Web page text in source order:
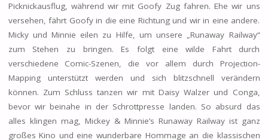
Picknickausflug, während wir mit Goofy Zug fahren. Ehe wir uns
versehen, fährt Goofy in die eine Richtung und wir in eine andere.
Micky und Minnie eilen zu Hilfe, um unsere „Runaway Railway“
zum Stehen zu bringen. Es folgt eine wilde Fahrt durch
verschiedene Comic-Szenen, die vor allem durch Projection-
Mapping unterstützt werden und sich blitzschnell verändern
können. Zum Schluss tanzen wir mit Daisy Walzer und Conga,
bevor wir beinahe in der Schrottpresse landen. So absurd das
alles klingen mag, Mickey & Minnie’s Runaway Railway ist ganz
großes Kino und eine wunderbare Hommage an die klassischen